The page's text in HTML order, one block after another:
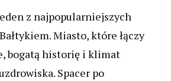
z najpopularniejszych
Miasto, które łączy
bogatą historię i klimat
Spacer po